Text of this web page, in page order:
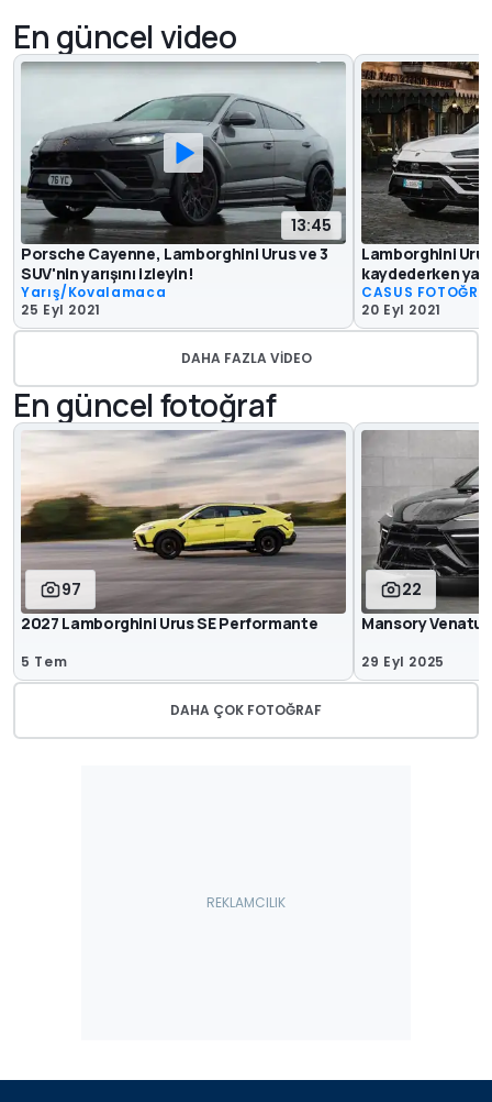
En güncel video
13:45
Porsche Cayenne, Lamborghini Urus ve 3
SUV'nin yarışını izleyin!
Yarış/Kovalamaca
25 Eyl 2021
Lamborghini
kaydederken
CASUS
20 Eyl 2021
DAHA FAZLA VIDEO
En güncel fotoğraf
97
2027 Lamborghini Urus SE Performante
5 Tem
22
Mansory
29 Eyl 2025
DAHA ÇOK FOTOĞRAF